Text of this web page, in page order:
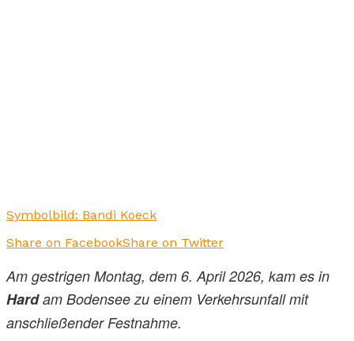
Symbolbild: Bandi Koeck
Share on FacebookShare on Twitter
Am gestrigen Montag, dem 6. April 2026, kam es in
Hardam Bodensee zu einem Verkehrsunfall mit
anschließender Festnahme.